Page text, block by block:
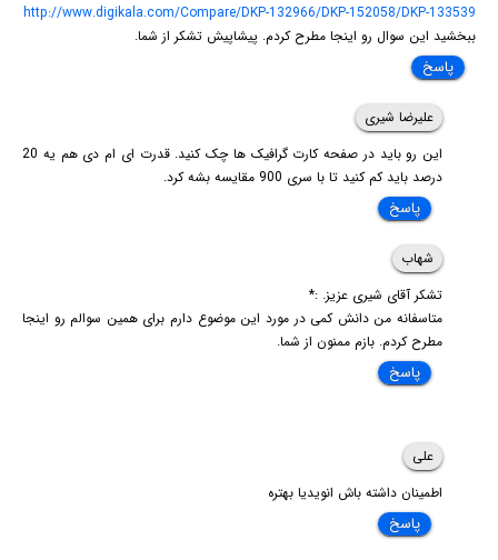
http://www.digikala.com/Compare/DKP-132966/DKP-152058/DKP-133539
ببخشید این سوال رو اینجا مطرح کردم. پیشاپیش تشکر از شما.
پاسخ
علیرضا شیری
این رو باید در صفحه کارت گرافیک ها چک کنید. قدرت ای ام دی هم یه 20
درصد باید کم کنید تا با سری 900 مقایسه بشه کرد.
پاسخ
شهاب
تشکر آقای شیری عزیز. :*
متاسفانه من دانش کمی در مورد این موضوع دارم برای همین سوالم رو اینجا
مطرح کردم. بازم ممنون از شما.
پاسخ
علی
اطمینان داشته باش انویدیا بهتره
پاسخ